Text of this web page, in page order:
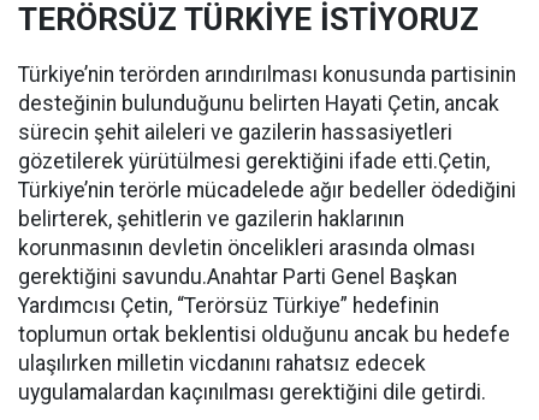
TERÖRSÜZ TÜRKİYE İSTİYORUZ
Türkiye’nin terörden arındırılması konusunda partisinin
desteğinin bulunduğunu belirten Hayati Çetin, ancak
sürecin şehit aileleri ve gazilerin hassasiyetleri
gözetilerek yürütülmesi gerektiğini ifade etti.Çetin,
Türkiye’nin terörle mücadelede ağır bedeller ödediğini
belirterek, şehitlerin ve gazilerin haklarının
korunmasının devletin öncelikleri arasında olması
gerektiğini savundu.Anahtar Parti Genel Başkan
Yardımcısı Çetin, “Terörsüz Türkiye” hedefinin
toplumun ortak beklentisi olduğunu ancak bu hedefe
ulaşılırken milletin vicdanını rahatsız edecek
uygulamalardan kaçınılması gerektiğini dile getirdi.